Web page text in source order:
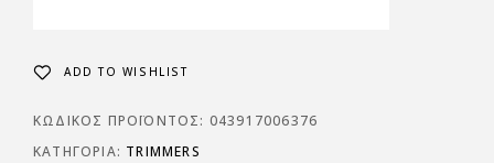
ADD TO WISHLIST
ΚΩΔΙΚΌΣ ΠΡΟΪΌΝΤΟΣ: 043917006376
ΚΑΤΗΓΟΡΊΑ: TRIMMERS